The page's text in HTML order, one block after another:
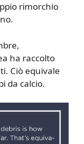
rimorchio
ha raccolto
Ciò equivale
da calcio.